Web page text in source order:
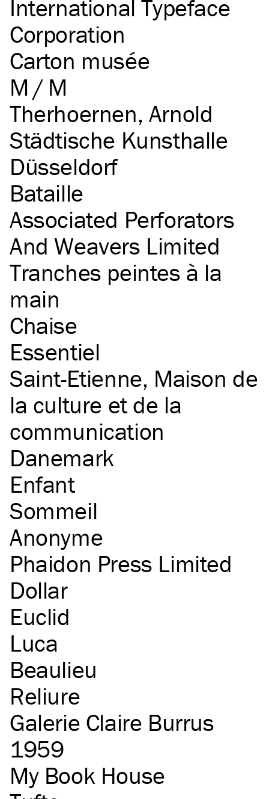
Corporation
Carton musée
M / M
Therhoernen, Arnold
Städtische Kunsthalle
Düsseldorf
Bataille
Associated Perforators
And Weavers Limited
Tranches peintes à la
main
Chaise
Essentiel
Saint-Etienne, Maison de
la culture et de la
communication
Danemark
Enfant
Sommeil
Anonyme
Phaidon Press Limited
Dollar
Euclid
Luca
Beaulieu
Reliure
Galerie Claire Burrus
1959
My Book House